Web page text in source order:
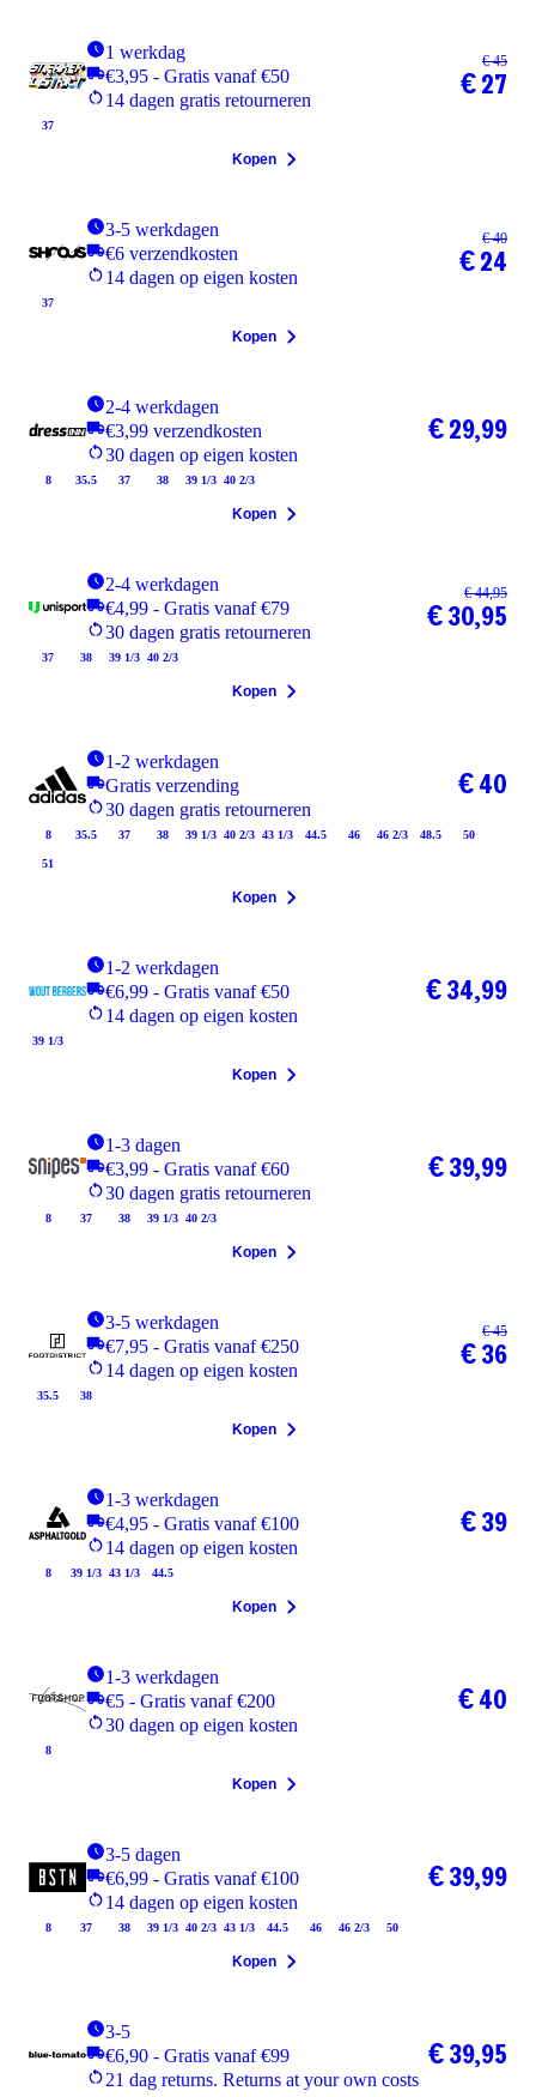
1 werkdag
€3,95 - Gratis vanaf €50
14 dagen gratis retourneren
37
€ 45
€ 27
Kopen
3-5 werkdagen
€6 verzendkosten
14 dagen op eigen kosten
37
€ 40
€ 24
Kopen
2-4 werkdagen
€3,99 verzendkosten
30 dagen op eigen kosten
8 35.5 37 38 39 1/3 40 2/3
€ 29,99
Kopen
2-4 werkdagen
€4,99 - Gratis vanaf €79
30 dagen gratis retourneren
37 38 39 1/3 40 2/3
€ 44,95
€ 30,95
Kopen
1-2 werkdagen
Gratis verzending
30 dagen gratis retourneren
8 35.5 37 38 39 1/3 40 2/3 43 1/3 44.5 46 46 2/3 48.5 50
51
€ 40
Kopen
1-2 werkdagen
€6,99 - Gratis vanaf €50
14 dagen op eigen kosten
39 1/3
€ 34,99
Kopen
1-3 dagen
€3,99 - Gratis vanaf €60
30 dagen gratis retourneren
8 37 38 39 1/3 40 2/3
€ 39,99
Kopen
3-5 werkdagen
€7,95 - Gratis vanaf €250
14 dagen op eigen kosten
35.5 38
€ 45
€ 36
Kopen
1-3 werkdagen
€4,95 - Gratis vanaf €100
14 dagen op eigen kosten
8 39 1/3 43 1/3 44.5
€ 39
Kopen
1-3 werkdagen
€5 - Gratis vanaf €200
30 dagen op eigen kosten
8
€ 40
Kopen
3-5 dagen
€6,99 - Gratis vanaf €100
14 dagen op eigen kosten
8 37 38 39 1/3 40 2/3 43 1/3 44.5 46 46 2/3 50
€ 39,99
Kopen
3-5
€6,90 - Gratis vanaf €99
21 dag returns. Returns at your own costs
€ 39,95